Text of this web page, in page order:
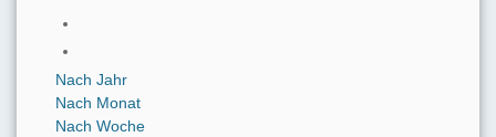
Nach Jahr
Nach Monat
Nach Woche